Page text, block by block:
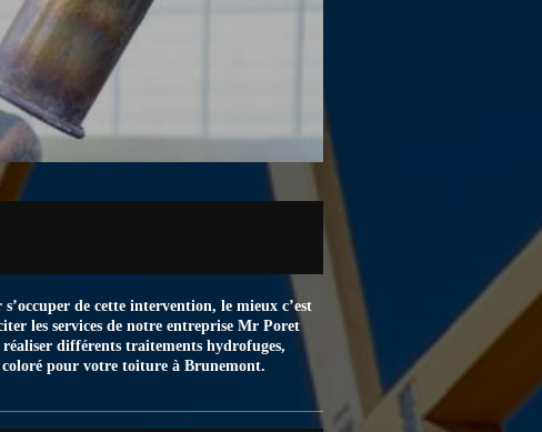
de cette intervention, le mieux c’est
les services de notre entreprise Mr Poret
différents traitements hydrofuges,
pour votre toiture à Brunemont.